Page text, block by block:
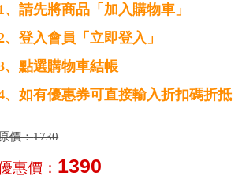
、請先將商品「加入購物車」
、登入會員「立即登入」
、點選購物車結帳
、如有優惠券可直接輸入折扣碼折抵
價：1730
惠價： 1390